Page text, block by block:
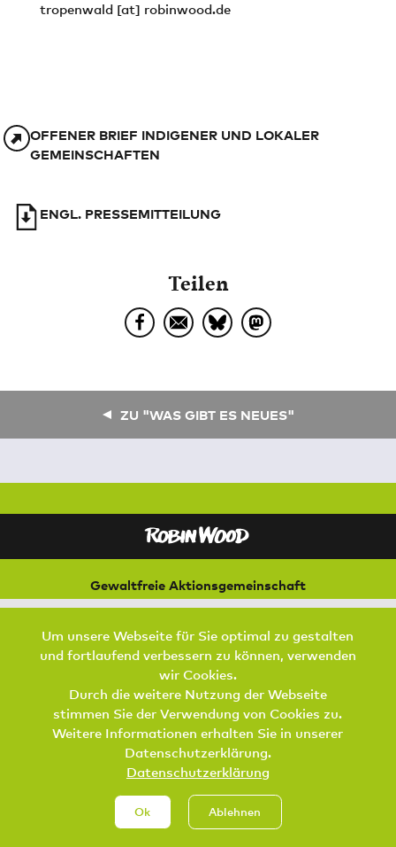
tropenwald [at] robinwood.de
OFFENER BRIEF INDIGENER UND LOKALER
GEMEINSCHAFTEN
ENGL. PRESSEMITTEILUNG
Teilen
ZU "WAS GIBT ES NEUES"
Gewaltfreie Aktionsgemeinschaft
für Natur und Umwelt
21073 Hamburg
AKTIV WERDEN
DATENSCHUTZ IMPRESSUM JOBS
Um unsere Webseite für Sie optimal zu gestalten
und fortlaufend verbessern zu können, verwenden
wir Cookies.
Durch die weitere Nutzung der Webseite
stimmen Sie der Verwendung von Cookies zu.
Weitere Informationen erhalten Sie in unserer
Datenschutzerklärung.
Datenschutzerklärung
Ok Ablehnen